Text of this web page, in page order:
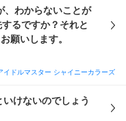
だきたいです。
、わからないことが
るですか？それと
願いします。
イドルマスター シャイニーカラーズ
いけないのでしょう